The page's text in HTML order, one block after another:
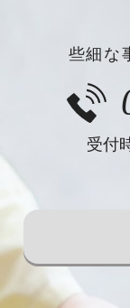
些細な
受付